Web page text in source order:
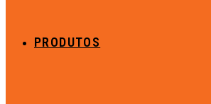
PRODUTOS